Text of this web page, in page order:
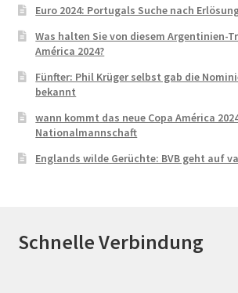
Euro 2024: Portugals Suche nach
Was halten Sie von diesem Argentinien-
América 2024?
Fünfter: Phil Krüger selbst gab die
bekannt
wann kommt das neue Copa América
Nationalmannschaft
Englands wilde Gerüchte: BVB geht auf
Schnelle Verbindung